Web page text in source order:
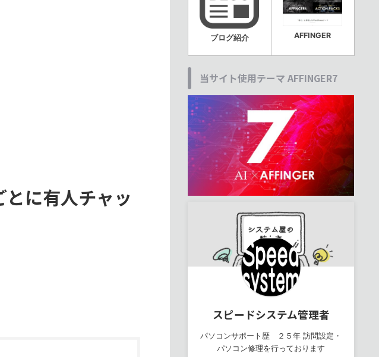
に有人チャッ
ブログ紹介 AFFINGER
当サイト使用テーマ AFFINGER7
スピードシステム管理者
パソコンサポート歴 ２５年 訪問設定・
パソコン修理を行っております